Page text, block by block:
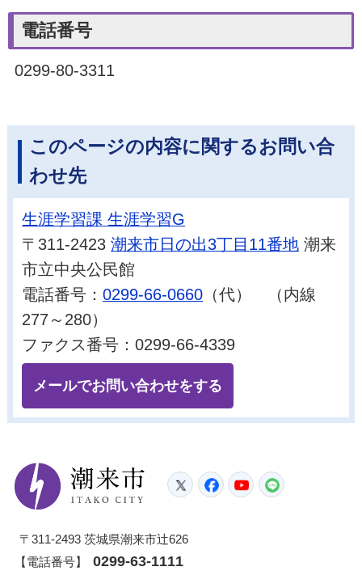
電話番号
0299-80-3311
このページの内容に関するお問い合
わせ先
生涯学習課 生涯学習G
〒311-2423潮来市日の出3丁目11番地 潮来
市立中央公民館
電話番号：0299-66-0660 （代） （内線
277～280）
ファクス番号：0299-66-4339
メールでお問い合わせをする
潮来市
TwitterFacebook
YouTube
〒311-2493 茨城県潮来市辻626
【電話番号】
0299-63-1111